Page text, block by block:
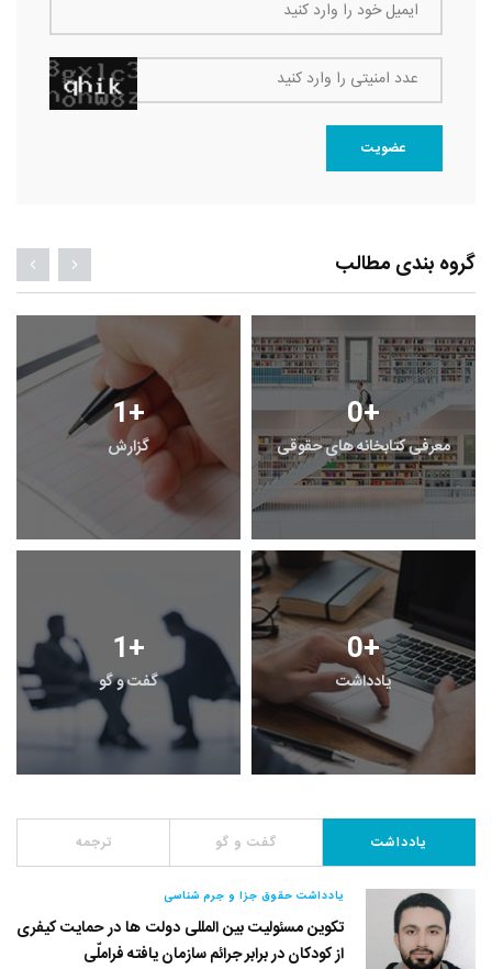
ایمیل خود را وارد کنید
عدد امنیتی را وارد کنید
عضویت
گروه بندی مطالب
1+
گزارش
0+
معرفی کتابخانه های حقوقی
1+
گفت و گو
0+
یادداشت
یادداشت گفت و گو ترجمه
یادداشت حقوق جزا و جرم شناسی
تکوین مسئولیت بین المللی دولت ها در حمایت کیفری
از کودکان در برابر جرائم سازمان یافته فراملّی